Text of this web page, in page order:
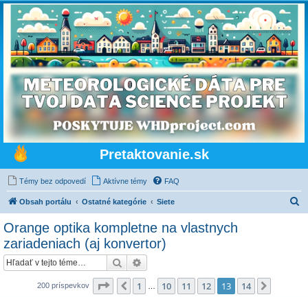
Pretaktovanie.sk
Témy bez odpovedí Aktívne témy FAQ
Obsah portálu Ostatné kategórie Siete
Orange optika kompletne na vlastnych
zariadeniach (aj konvertor)
Hľadať
200 príspevkov Strana 13z 14
Predchádzajúci
1 10 11 12 13 14